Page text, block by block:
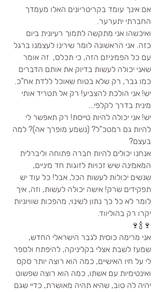
אם אינך עומד בקריטריונים האלו מעמדך
החברתי יתערער.
ואיכשהו אני מתקשה לתמוך רעיונית ביום
כזה. אני הראשונה לומר שירינו לעצמנו ברגל
עם כל הפמיניזם הזה, כי תכלס,  זה אומר
שאני יכולה לעשות בדיוק את אותם הדברים
כמו גבר, רק שלא בטוח שאוכל ללדת אח"כ.
יש! אני הולכת להצביע! רק אל תטריד אותי
מינית בדרך לקלפי...
יש! אני יכולה להיות טייסת! רק תאפשר לי
להיות גם רמטכ"ל? (נשמע מופרך אה)? למה
בעצם?
אנחנו יכולים להיות חברה פתוחה וליברלית
המאמינה שיש זכויות לזוגות חד מיניים,
שנשים יכולות לעשות הכל, אבל! כל עוד יש
תפקידים שרק! אישה יכולה לעשות, וזה, איך
לומר לא כל כך נתון לשינוי, מהפכות שוויוניות
יקרו רק בהוליווד.
🍷🍾🍷
אני מרימה כוסית לגבר הישראלי החדש,
שמעז לשבת אצלי בקליניקה, להיפתח ולספר
לי על חיו האישיים, כמה הוא רוצה יותר סקס
ואינטימיות עם אשתו, כמה הוא רוצה שפשוט
יהיה לה טוב, שהיא תהיה מאושרת, כדיי שגם